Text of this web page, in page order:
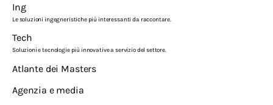
Ing
Le soluzioni ingegneristiche più interessanti da raccontare.
Tech
Soluzioni e tecnologie più innovative a servizio del settore.
Atlante dei Masters
Agenzia e media